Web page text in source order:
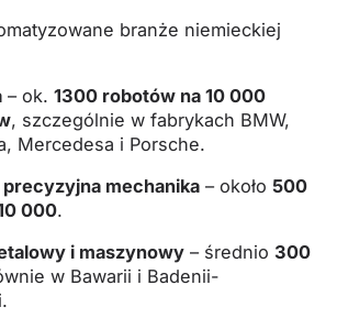
branże niemieckiej
– ok. 1300 robotów na 10 000
, szczególnie w fabrykach BMW,
Mercedesa i Porsche.
precyzyjna mechanika – około 500
000.
i maszynowy – średnio 300
w Bawarii i Badenii-